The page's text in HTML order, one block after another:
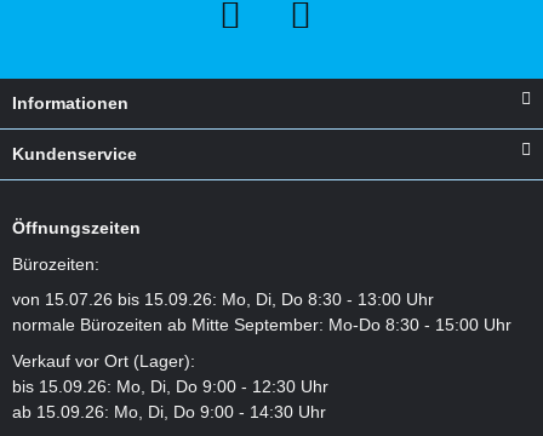
Informationen
Kundenservice
Öffnungszeiten
Bürozeiten:
von 15.07.26 bis 15.09.26: Mo, Di, Do 8:30 - 13:00 Uhr
normale Bürozeiten ab Mitte September: Mo-Do 8:30 - 15:00 Uhr
Verkauf vor Ort (Lager):
bis 15.09.26: Mo, Di, Do 9:00 - 12:30 Uhr
ab 15.09.26: Mo, Di, Do 9:00 - 14:30 Uhr